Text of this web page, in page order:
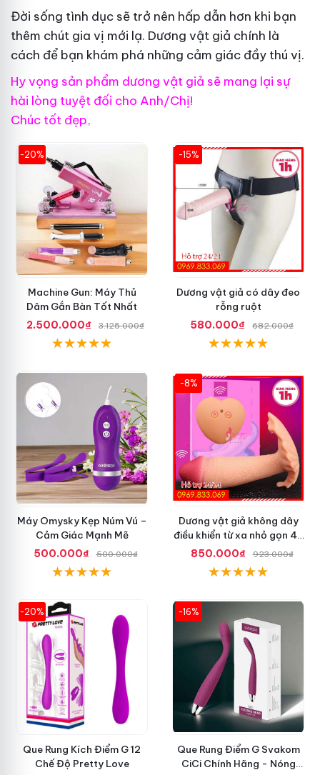
Đời sống tình dục sẽ trở nên hấp dẫn hơn khi bạn
thêm chút gia vị mới lạ. Dương vật giả chính là
cách để bạn khám phá những cảm giác đầy thú vị.
Hy vọng sản phẩm dương vật giả sẽ mang lại sự
hài lòng tuyệt đối cho Anh/Chị!
Chúc tốt đẹp,
-20%
Machine Gun: Máy Thủ
Dâm Gắn Bàn Tốt Nhất
2.500.000₫
3.125.000₫
-15%
Dương vật giả có dây đeo
rỗng ruột
580.000₫
682.000₫
Máy Omysky Kẹp Núm Vú –
Cảm Giác Mạnh Mẽ
500.000₫
500.000₫
-8%
Dương vật giả không dây
điều khiển từ xa nhỏ gọn 42
độ
850.000₫ 923.000₫
-20%
Que Rung Kích Điểm G 12
Chế Độ Pretty Love
-16%
Que Rung Điểm G Svakom
CiCi Chính Hãng - Nóng